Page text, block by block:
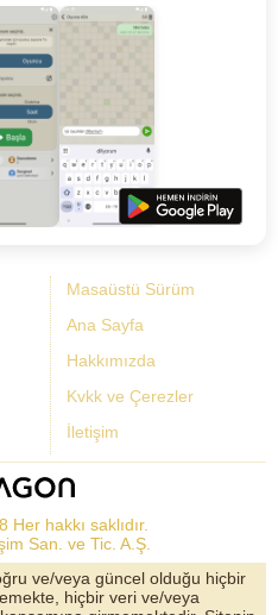
Masaüstü Sürüm
Ana Sayfa
Hakkımızda
Kvkk ve Çerezler
İletişim
hakkı saklıdır.
San. ve Tic. A.Ş.
ve/veya güncel olduğu hiçbir
hiçbir veri ve/veya